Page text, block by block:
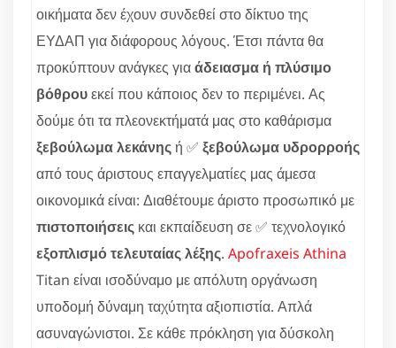
οικήματα δεν έχουν συνδεθεί στο δίκτυο της
ΕΥΔΑΠ για διάφορους λόγους. Έτσι πάντα θα
προκύπτουν ανάγκες γιαάδειασμα ή πλύσιμο
βόθρουεκεί που κάποιος δεν το περιμένει. Ας
δούμε ότι τα πλεονεκτήματά μας στο καθάρισμα
ξεβούλωμα λεκάνης ή ✅ ξεβούλωμα υδρορροής
από τους άριστους επαγγελματίες μας άμεσα
οικονομικά είναι: Διαθέτουμε άριστο προσωπικό με
πιστοποιήσεις και εκπαίδευση σε ✅ τεχνολογικό
εξοπλισμό τελευταίας λέξης. Apofraxeis Athina
Titan είναι ισοδύναμο με απόλυτη οργάνωση
υποδομή δύναμη ταχύτητα αξιοπιστία. Απλά
ασυναγώνιστοι. Σε κάθε πρόκληση για δύσκολη